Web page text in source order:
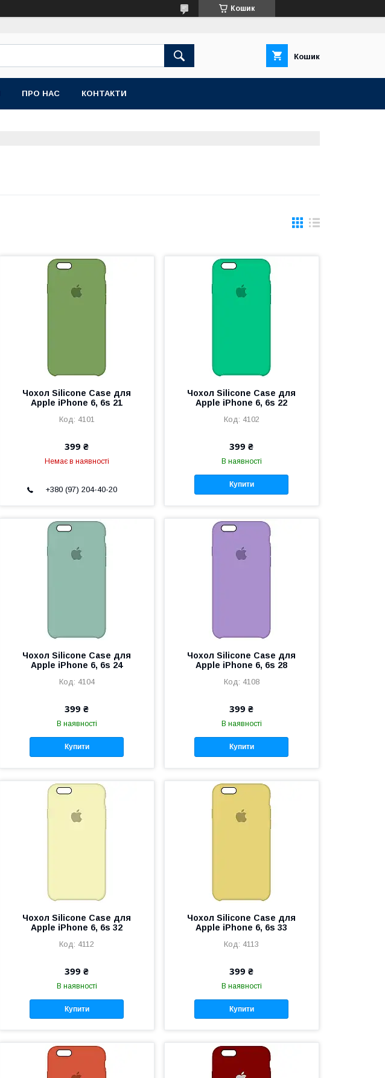
Кошик
Кошик
ПРО НАС КОНТАКТИ
Чохол Silicone Case для
Apple iPhone 6, 6s 21
4101
399 ₴
Немає в наявності
+380 (97) 204-40-20
Чохол Silicone Case для
Apple iPhone 6, 6s 22
4102
399 ₴
В наявності
Купити
Чохол Silicone Case для
Apple iPhone 6, 6s 24
4104
399 ₴
В наявності
Купити
Чохол Silicone Case для
Apple iPhone 6, 6s 28
4108
399 ₴
В наявності
Купити
Чохол Silicone Case для
Apple iPhone 6, 6s 32
4112
399 ₴
В наявності
Купити
Чохол Silicone Case для
Apple iPhone 6, 6s 33
4113
399 ₴
В наявності
Купити